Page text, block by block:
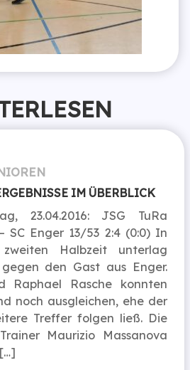
IM ÜBERBLICK
23.04.2016: JSG TuRa
SC Enger 13/53 2:4 (0:0) In
Halbzeit unterlag
den Gast aus Enger.
Raphael Rasche konnten
noch ausgleichen, ehe der
Treffer folgen ließ. Die
Maurizio Massanova